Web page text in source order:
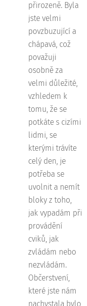
přirozeně. Byla
jste velmi
povzbuzující a
chápavá, což
považuji
osobně za
velmi důležité,
vzhledem k
tomu, že se
potkáte s cizími
lidmi, se
kterými trávíte
celý den, je
potřeba se
uvolnit a nemít
bloky z toho,
jak vypadám při
provádění
cviků, jak
zvládám nebo
nezvládám.
Občerstvení,
které jste nám
nachystala bylo